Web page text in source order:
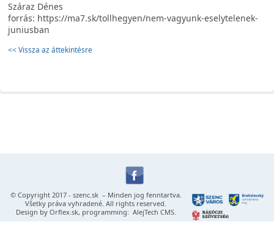
Száraz Dénes
forrás: https://ma7.sk/tollhegyen/nem-vagyunk-eselytelenek-
juniusban
<< Vissza az áttekintésre
© Copyright 2017 - szenc.sk– Minden jog fenntartva.
Všetky práva vyhradené. All rights reserved.
Design by Orflex.sk, programming: AlejTech CMS.